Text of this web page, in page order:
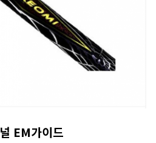
EM가이드